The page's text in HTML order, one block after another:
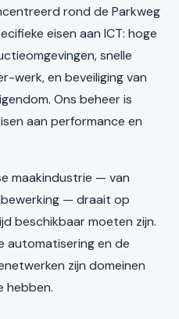
rond de Parkweg
eisen aan ICT: hoge
snelle
werk, en beveiliging van
Ons beheer is
aan performance en
maakindustrie — van
— draait op
beschikbaar moeten zijn.
automatisering en de
zijn domeinen
hebben.